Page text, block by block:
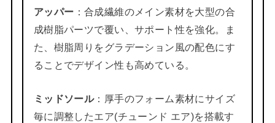
アッパー ：合成繊維のメイン素材を大型の合
成樹脂パーツで覆い、サポート性を強化。ま
た、樹脂周りをグラデーション風の配色にす
ることでデザイン性も高めている。
ミッドソール：厚手のフォーム素材にサイズ
毎に調整したエア(チューンド エア)を搭載す